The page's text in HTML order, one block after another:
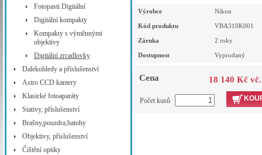
Fotopasti Digitální
Digitální kompakty
Kompakty s výměnnými
objektivy
Digitální zrcadlovky
Dalekohledy a příslušenství
Astro CCD kamery
Klasické fotoaparáty
Stativy, příslušenství
Brašny,pouzdra,batohy
Objektivy, příslušenství
Čištění optiky
Výrobce Nikon
Kód produktu VBA310K001
Záruka 2 roky
Dostupnost Vyprodaný
Cena 18 140 Kč
Počet kusů